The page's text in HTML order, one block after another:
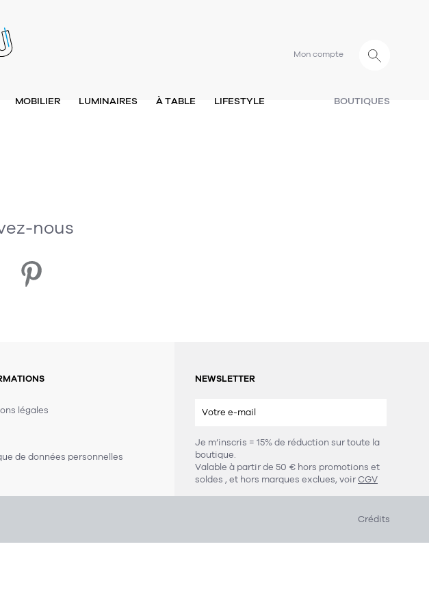
Mon compte
BOUTIQUES
MOBILIER LUMINAIRES À TABLE LIFESTYLE
nous
NEWSLETTER
Je m’inscris = 15% de réduction sur toute la
boutique.
Valable à partir de 50 € hors promotions et
soldes , et hors marques exclues, voirCGV
légales
de données personnelles
Crédits